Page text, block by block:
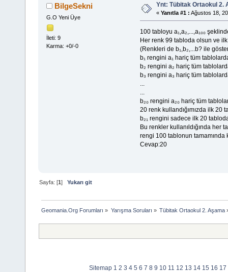
BilgeSekni
G.O Yeni Üye
İleti: 9
Karma: +0/-0
Ynt: Tübitak Ortaokul 2.
« Yanıtla #1 : Ağustos 18,
100 tabloyu a₁,a₂,...,a₁₀₀
Her renk 99 tabloda olsun ve
(Renkleri de b₁,b₂,...b? ile
b₁ rengini a₁ hariç tüm
b₂ rengini a₂ hariç tüm
b₃ rengini a₃ hariç tüm
b₂₀ rengini a₂₀ hariç tüm
20 renk kullandığımızda ilk 20
b₂₁ rengini sadece ilk 20
Bu renkler kullanıldığında her
rengi 100 tablonun tamamında
Cevap:20
Sayfa: [1]Yukarı git
Geomania.Org Forumları » Yarışma Soruları » Tübitak Ortaokul 2. Aşama
Sitemap 1 2 3 4 5 6 7 8 9 10 11 12 13 14 15 16 17